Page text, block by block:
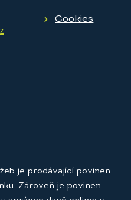
Cookies
je prodávající povinen
Zároveň je povinen